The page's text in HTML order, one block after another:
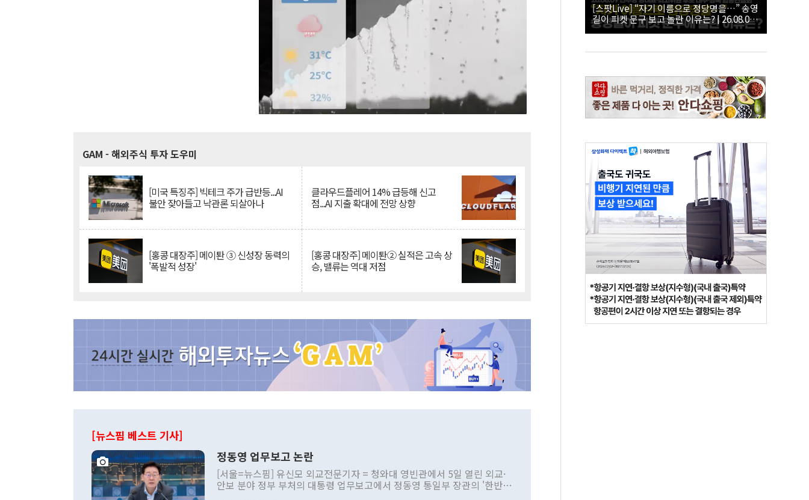
GAM - 해외주식 투자 도우미
[미국 특징주] 빅테크 주가 급반등...AI
불안 잦아들고 낙관론 되살아나
클라우드플레어 14% 급등해 신고
점...AI 지출 확대에 전망 상향
[홍콩 대장주] 메이퇀 ③ 신성장 동력의
'폭발적 성장'
[홍콩 대장주] 메이퇀② 실적은 고속 상
승, 밸류는 역대 저점
[뉴스핌 베스트 기사]
정동영 업무보고 논란
[서울=뉴스핌] 유신모 외교전문기자 = 청와대 영빈관에서 5일 열린 외교·
안보 분야 정부 부처의 대통령 업무보고에서 정동영 통일부 장관의 '한반도
[스팟Live] “자기 이름으로 정당명을…” 송영
길이 피켓 문구 보고 놀란 이유는? | 26.08.09
더불어민주당 당대표·최고위원 후보 대구·경